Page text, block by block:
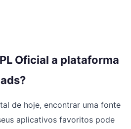
Oficial a plataforma
de hoje, encontrar uma fonte
aplicativos favoritos pode